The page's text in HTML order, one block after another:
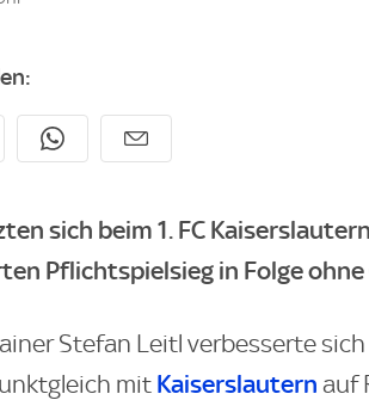
sich beim 1. FC
Pflichtspielsieg in Folge
Stefan Leitl verbesserte
mit Kaiserslautern auf